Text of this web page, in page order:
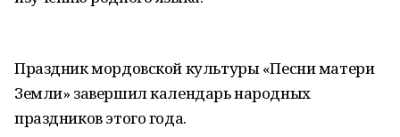
Праздник мордовской культуры «Песни матери
Земли» завершил календарь народных
праздников этого года.